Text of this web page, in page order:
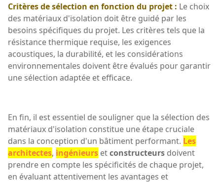
Critères de sélection en fonction du projet : Le choix
des matériaux d'isolation doit être guidé par les
besoins spécifiques du projet. Les critères tels que la
résistance thermique requise, les exigences
acoustiques, la durabilité, et les considérations
environnementales doivent être évalués pour garantir
une sélection adaptée et efficace.
En fin, il est essentiel de souligner que la sélection des
matériaux d'isolation constitue une étape cruciale
dans la conception d'un bâtiment performant. Les
architectes, ingénieurs etconstructeurs doivent
prendre en compte les spécificités de chaque projet,
en évaluant attentivement les avantages et